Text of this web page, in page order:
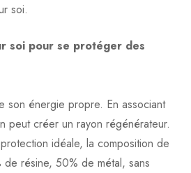
soi.
soi pour se protéger des
son énergie propre. En associant
peut créer un rayon régénérateur.
idéale, la composition de
résine, 50% de métal, sans